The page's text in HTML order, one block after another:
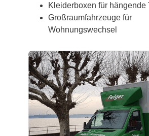
Kleiderboxen für hängende
Großraumfahrzeuge für
Wohnungswechsel